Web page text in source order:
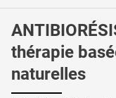
thérapie
naturelles